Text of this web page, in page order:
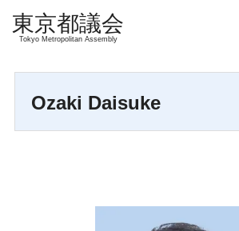
Tokyo Metropolitan Assembly
Ozaki Daisuke